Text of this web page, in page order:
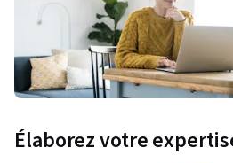
Élaborez votre